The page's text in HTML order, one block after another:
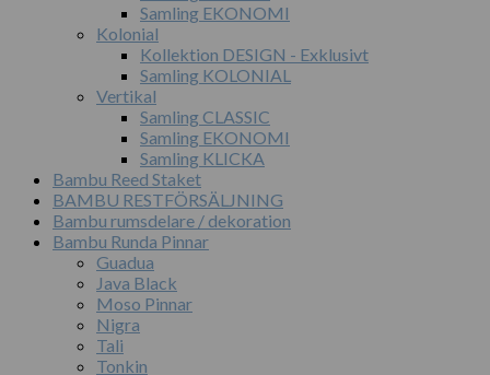
Samling EKONOMI
Kolonial
Kollektion DESIGN - Exklusivt
Samling KOLONIAL
Vertikal
Samling CLASSIC
Samling EKONOMI
Samling KLICKA
Bambu Reed Staket
BAMBU RESTFÖRSÄLJNING
Bambu rumsdelare / dekoration
Bambu Runda Pinnar
Guadua
Java Black
Moso Pinnar
Nigra
Tali
Tonkin